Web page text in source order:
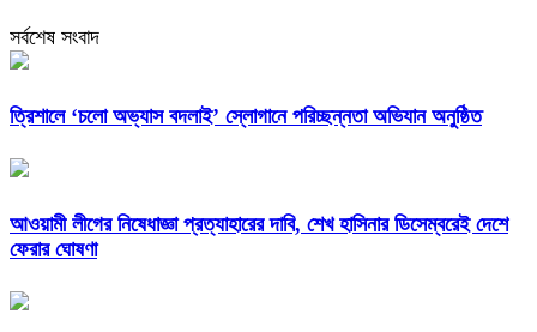
সর্বশেষ সংবাদ
‎ত্রিশালে ‘চলো অভ্যাস বদলাই’ স্লোগানে পরিচ্ছন্নতা অভিযান অনুষ্ঠিত
আওয়ামী লীগের নিষেধাজ্ঞা প্রত্যাহারের দাবি, শেখ হাসিনার ডিসেম্বরেই দেশে
ফেরার ঘোষণা